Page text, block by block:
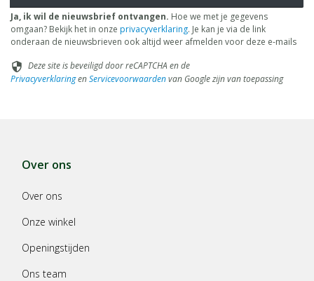
Ja, ik wil de nieuwsbrief ontvangen. Hoe we met je gegevens
omgaan? Bekijk het in onze privacyverklaring. Je kan je via de link
onderaan de nieuwsbrieven ook altijd weer afmelden voor deze e-mails
security Deze site is beveiligd door reCAPTCHA en de
PrivacyverklaringenServicevoorwaardenvan Google zijn van toepassing
Over ons
Over ons
Onze winkel
Openingstijden
Ons team